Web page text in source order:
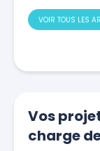
VOIR TOUS LES
Vos
charge